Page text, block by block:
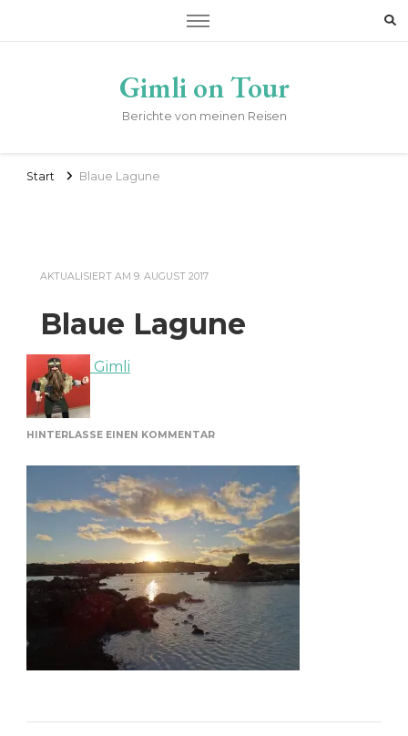
Gimli on Tour
Berichte von meinen Reisen
Start Blaue Lagune
AKTUALISIERT AM 9. AUGUST 2017
Blaue Lagune
Gimli
HINTERLASSE EINEN KOMMENTARZU
LAGUNE